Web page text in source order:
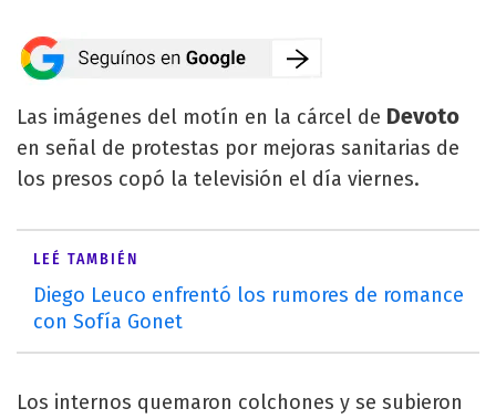
Las imágenes del motín en la cárcel de Devoto
en señal de protestas por mejoras sanitarias de
los presos copó la televisión el día viernes.
LEÉ TAMBIÉN
Diego Leuco enfrentó los rumores de romance
con Sofía Gonet
Los internos quemaron colchones y se subieron